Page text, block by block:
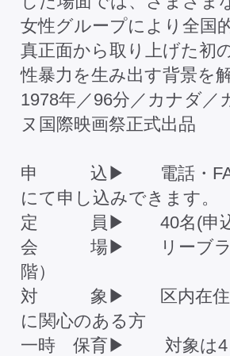
女性グループにより全国
真正面から取り上げた初
性暴力を生み出す背景を
1978年／96分／カナダ／
ヌ国際映画祭正式出品
申 込▶ 電話・FAX・
にて申し込みできます。
定 員▶ 40名(申込
会 場▶ リーブラホ
階）
対 象▶ 区内在住・在
に関心のある方
一時 保育▶ 対象は4ヵ